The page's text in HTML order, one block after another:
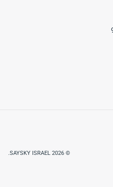
© 2026
SAYSKY ISRAEL
.